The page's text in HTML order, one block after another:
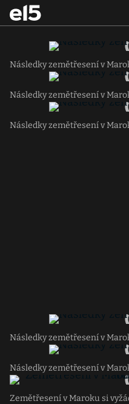
Následky zemětřesení v
Následky zemětřesení v
Následky zemětřesení v
Následky zemětřesení v
Následky zemětřesení v
Zemětřesení v Maroku si